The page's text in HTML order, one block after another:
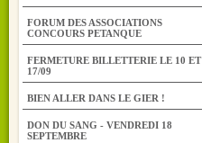
FORUM DES ASSOCIATIONS
CONCOURS PETANQUE
FERMETURE BILLETTERIE LE 10 ET
17/09
BIEN ALLER DANS LE GIER !
DON DU SANG - VENDREDI 18
SEPTEMBRE